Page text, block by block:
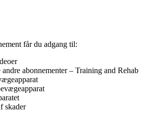
får du adgang til:
abonnementer – Training and Rehab
skader